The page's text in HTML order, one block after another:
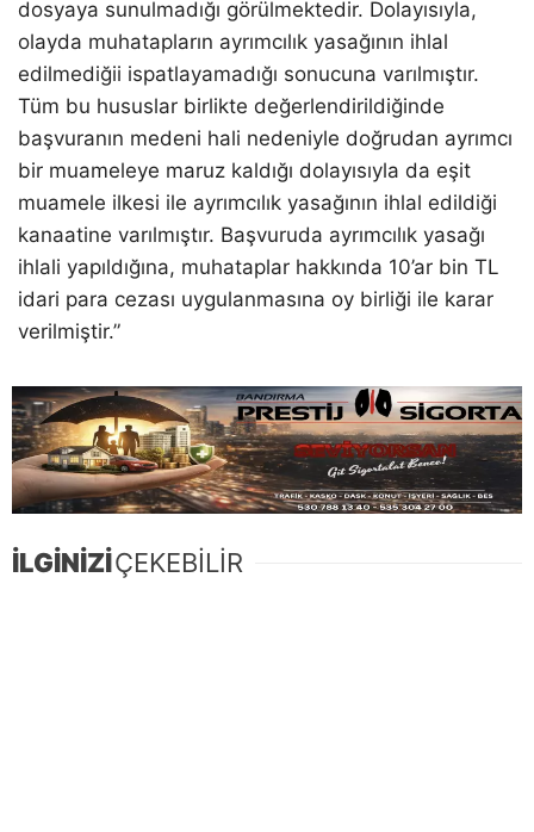
dosyaya sunulmadığı görülmektedir. Dolayısıyla,
olayda muhatapların ayrımcılık yasağının ihlal
edilmediğii ispatlayamadığı sonucuna varılmıştır.
Tüm bu hususlar birlikte değerlendirildiğinde
başvuranın medeni hali nedeniyle doğrudan ayrımcı
bir muameleye maruz kaldığı dolayısıyla da eşit
muamele ilkesi ile ayrımcılık yasağının ihlal edildiği
kanaatine varılmıştır. Başvuruda ayrımcılık yasağı
ihlali yapıldığına, muhataplar hakkında 10’ar bin TL
idari para cezası uygulanmasına oy birliği ile karar
verilmiştir.”
İLGİNİZİÇEKEBİLİR